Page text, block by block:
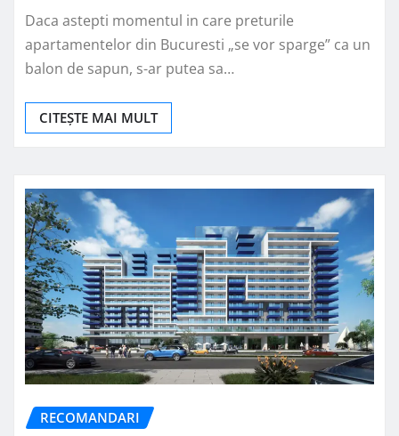
Daca astepti momentul in care preturile
apartamentelor din Bucuresti „se vor sparge” ca un
balon de sapun, s-ar putea sa…
CITEȘTE MAI MULT
RECOMANDARI